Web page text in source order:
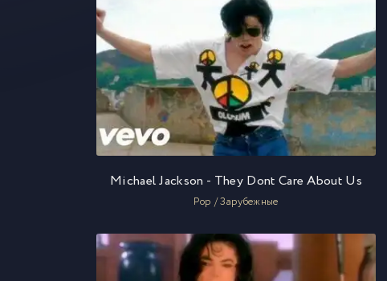
Michael Jackson - They Dont Care About Us
Pop / Зарубежные